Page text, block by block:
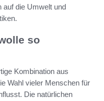
auf die Umwelt und
so
Kombination aus
Wahl vieler Menschen für
Die natürlichen